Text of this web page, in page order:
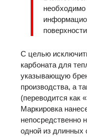
C целью
карбоната для
указывающую
производства, а
(переводится
Маркировка
непосредственно
одной из длинных